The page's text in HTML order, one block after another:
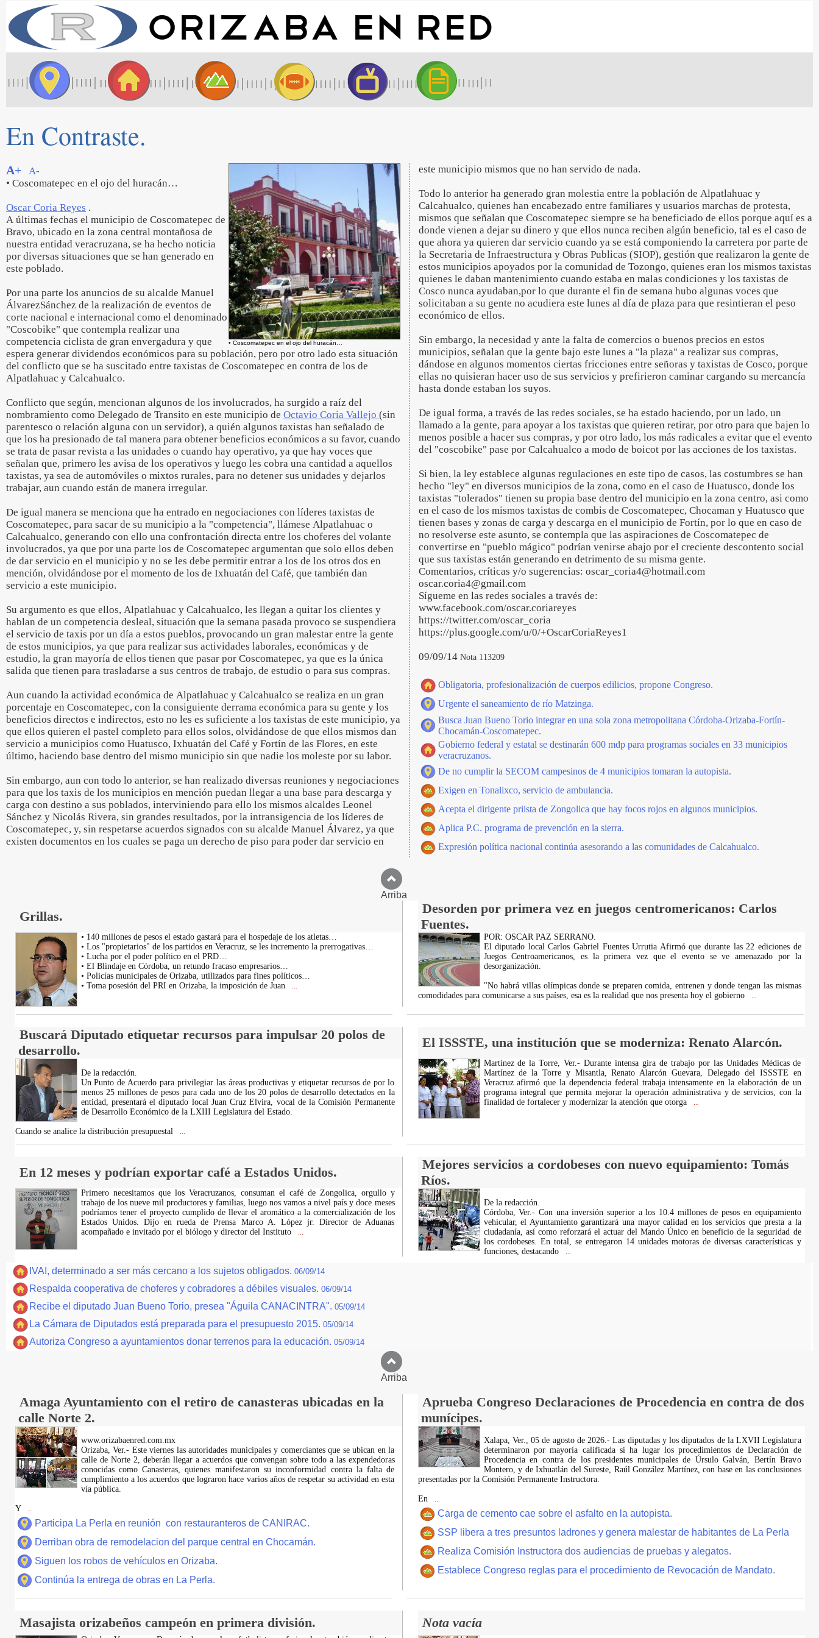
En Contraste.
• Coscomatepec en el ojo del huracán…
A+
A-
• Coscomatepec en el ojo del huracán…
Oscar Coria Reyes .
A últimas fechas el municipio de Coscomatepec de
Bravo, ubicado en la zona central montañosa de
nuestra entidad veracruzana, se ha hecho noticia
por diversas situaciones que se han generado en
este poblado.
Por una parte los anuncios de su alcalde Manuel
ÁlvarezSánchez de la realización de eventos de
corte nacional e internacional como el denominado
"Coscobike" que contempla realizar una
competencia ciclista de gran envergadura y que
espera generar dividendos económicos para su población, pero por otro lado esta situación
del conflicto que se ha suscitado entre taxistas de Coscomatepec en contra de los de
Alpatlahuac y Calcahualco.
Conflicto que según, mencionan algunos de los involucrados, ha surgido a raíz del
nombramiento como Delegado de Transito en este municipio de Octavio Coria Vallejo (sin
parentesco o relación alguna con un servidor), a quién algunos taxistas han señalado de
que los ha presionado de tal manera para obtener beneficios económicos a su favor, cuando
se trata de pasar revista a las unidades o cuando hay operativo, ya que hay voces que
señalan que, primero les avisa de los operativos y luego les cobra una cantidad a aquellos
taxistas, ya sea de automóviles o mixtos rurales, para no detener sus unidades y dejarlos
trabajar, aun cuando están de manera irregular.
De igual manera se menciona que ha entrado en negociaciones con líderes taxistas de
Coscomatepec, para sacar de su municipio a la "competencia", llámese Alpatlahuac o
Calcahualco, generando con ello una confrontación directa entre los choferes del volante
involucrados, ya que por una parte los de Coscomatepec argumentan que solo ellos deben
de dar servicio en el municipio y no se les debe permitir entrar a los de los otros dos en
mención, olvidándose por el momento de los de Ixhuatán del Café, que también dan
servicio a este municipio.
Su argumento es que ellos, Alpatlahuac y Calcahualco, les llegan a quitar los clientes y
hablan de un competencia desleal, situación que la semana pasada provoco se suspendiera
el servicio de taxis por un día a estos pueblos, provocando un gran malestar entre la gente
de estos municipios, ya que para realizar sus actividades laborales, económicas y de
estudio, la gran mayoría de ellos tienen que pasar por Coscomatepec, ya que es la única
salida que tienen para trasladarse a sus centros de trabajo, de estudio o para sus compras.
Aun cuando la actividad económica de Alpatlahuac y Calcahualco se realiza en un gran
porcentaje en Coscomatepec, con la consiguiente derrama económica para su gente y los
beneficios directos e indirectos, esto no les es suficiente a los taxistas de este municipio, ya
que ellos quieren el pastel completo para ellos solos, olvidándose de que ellos mismos dan
servicio a municipios como Huatusco, Ixhuatán del Café y Fortín de las Flores, en este
último, haciendo base dentro del mismo municipio sin que nadie los moleste por su labor.
Sin embargo, aun con todo lo anterior, se han realizado diversas reuniones y negociaciones
para que los taxis de los municipios en mención puedan llegar a una base para descarga y
carga con destino a sus poblados, interviniendo para ello los mismos alcaldes Leonel
Sánchez y Nicolás Rivera, sin grandes resultados, por la intransigencia de los líderes de
Coscomatepec, y, sin respetarse acuerdos signados con su alcalde Manuel Álvarez, ya que
existen documentos en los cuales se paga un derecho de piso para poder dar servicio en
este municipio mismos que no han servido de nada.
Todo lo anterior ha generado gran molestia entre la población de Alpatlahuac y
Calcahualco, quienes han encabezado entre familiares y usuarios marchas de protesta,
mismos que señalan que Coscomatepec siempre se ha beneficiado de ellos porque aquí es a
donde vienen a dejar su dinero y que ellos nunca reciben algún beneficio, tal es el caso de
que ahora ya quieren dar servicio cuando ya se está componiendo la carretera por parte de
la Secretaria de Infraestructura y Obras Publicas (SIOP), gestión que realizaron la gente de
estos municipios apoyados por la comunidad de Tozongo, quienes eran los mismos taxistas
quienes le daban mantenimiento cuando estaba en malas condiciones y los taxistas de
Cosco nunca ayudaban,por lo que durante el fin de semana hubo algunas voces que
solicitaban a su gente no acudiera este lunes al día de plaza para que resintieran el peso
económico de ellos.
Sin embargo, la necesidad y ante la falta de comercios o buenos precios en estos
municipios, señalan que la gente bajo este lunes a "la plaza" a realizar sus compras,
dándose en algunos momentos ciertas fricciones entre señoras y taxistas de Cosco, porque
ellas no quisieran hacer uso de sus servicios y prefirieron caminar cargando su mercancía
hasta donde estaban los suyos.
De igual forma, a través de las redes sociales, se ha estado haciendo, por un lado, un
llamado a la gente, para apoyar a los taxistas que quieren retirar, por otro para que bajen lo
menos posible a hacer sus compras, y por otro lado, los más radicales a evitar que el evento
del "coscobike" pase por Calcahualco a modo de boicot por las acciones de los taxistas.
Si bien, la ley establece algunas regulaciones en este tipo de casos, las costumbres se han
hecho "ley" en diversos municipios de la zona, como en el caso de Huatusco, donde los
taxistas "tolerados" tienen su propia base dentro del municipio en la zona centro, asi como
en el caso de los mismos taxistas de combis de Coscomatepec, Chocaman y Huatusco que
tienen bases y zonas de carga y descarga en el municipio de Fortín, por lo que en caso de
no resolverse este asunto, se contempla que las aspiraciones de Coscomatepec de
convertirse en "pueblo mágico" podrían venirse abajo por el creciente descontento social
que sus taxistas están generando en detrimento de su misma gente.
Comentarios, críticas y/o sugerencias: oscar_coria4@hotmail.com
oscar.coria4@gmail.com
Sígueme en las redes sociales a través de:
www.facebook.com/oscar.coriareyes
https://twitter.com/oscar_coria
https://plus.google.com/u/0/+OscarCoriaReyes1
09/09/14 Nota 113209
Obligatoria, profesionalización de cuerpos edilicios, propone Congreso.
Urgente el saneamiento de río Matzinga.
Busca Juan Bueno Torio integrar en una sola zona metropolitana Córdoba-Orizaba-Fortín-
Chocamán-Coscomatepec.
Gobierno federal y estatal se destinarán 600 mdp para programas sociales en 33 municipios
veracruzanos.
De no cumplir la SECOM campesinos de 4 municipios tomaran la autopista.
Exigen en Tonalixco, servicio de ambulancia.
Acepta el dirigente priista de Zongolica que hay focos rojos en algunos municipios.
Aplica P.C. programa de prevención en la sierra.
Expresión política nacional continúa asesorando a las comunidades de Calcahualco.
Arriba
Grillas.
Desorden por primera vez en juegos centromericanos: Carlos
Fuentes.
• 140 millones de pesos el estado gastará para el hospedaje de los atletas…
• Los "propietarios" de los partidos en Veracruz, se les incremento la prerrogativas…
• Lucha por el poder político en el PRD…
• El Blindaje en Córdoba, un retundo fracaso empresarios…
• Policías municipales de Orizaba, utilizados para fines políticos…
• Toma posesión del PRI en Orizaba, la imposición de Juan
POR: OSCAR PAZ SERRANO.
El diputado local Carlos Gabriel Fuentes Urrutia Afirmó que durante las 22 ediciones de
Juegos Centroamericanos, es la primera vez que el evento se ve amenazado por la
desorganización.
"No habrá villas olímpicas donde se preparen comida, entrenen y donde tengan las mismas
comodidades para comunicarse a sus países, esa es la realidad que nos presenta hoy el gobierno
Buscará Diputado etiquetar recursos para impulsar 20 polos de
desarrollo.
El ISSSTE, una institución que se moderniza: Renato Alarcón.
De la redacción.
Un Punto de Acuerdo para privilegiar las áreas productivas y etiquetar recursos de por lo
menos 25 millones de pesos para cada uno de los 20 polos de desarrollo detectados en la
entidad, presentará el diputado local Juan Cruz Elvira, vocal de la Comisión Permanente
de Desarrollo Económico de la LXIII Legislatura del Estado.
Cuando se analice la distribución presupuestal
Martínez de la Torre, Ver.- Durante intensa gira de trabajo por las Unidades Médicas de
Martínez de la Torre y Misantla, Renato Alarcón Guevara, Delegado del ISSSTE en
Veracruz afirmó que la dependencia federal trabaja intensamente en la elaboración de un
programa integral que permita mejorar la operación administrativa y de servicios, con la
finalidad de fortalecer y modernizar la atención que otorga
En 12 meses y podrían exportar café a Estados Unidos.
Mejores servicios a cordobeses con nuevo equipamiento: Tomás
Ríos.
Primero necesitamos que los Veracruzanos, consuman el café de Zongolica, orgullo y
trabajo de los nueve mil productores y familias, luego nos vamos a nivel país y doce meses
podríamos tener el proyecto cumplido de llevar el aromático a la comercialización de los
Estados Unidos. Dijo en rueda de Prensa Marco A. López jr. Director de Aduanas
acompañado e invitado por el biólogo y director del Instituto
De la redacción.
Córdoba, Ver.- Con una inversión superior a los 10.4 millones de pesos en equipamiento
vehicular, el Ayuntamiento garantizará una mayor calidad en los servicios que presta a la
ciudadanía, así como reforzará el actuar del Mando Único en beneficio de la seguridad de
los cordobeses. En total, se entregaron 14 unidades motoras de diversas características y
funciones, destacando
IVAI, determinado a ser más cercano a los sujetos obligados. 06/09/14
Respalda cooperativa de choferes y cobradores a débiles visuales. 06/09/14
Recibe el diputado Juan Bueno Torio, presea "Águila CANACINTRA". 05/09/14
La Cámara de Diputados está preparada para el presupuesto 2015. 05/09/14
Autoriza Congreso a ayuntamientos donar terrenos para la educación. 05/09/14
Arriba
Amaga Ayuntamiento con el retiro de canasteras ubicadas en la
calle Norte 2.
Aprueba Congreso Declaraciones de Procedencia en contra de dos
munícipes.
www.orizabaenred.com.mx
Orizaba, Ver.- Este viernes las autoridades municipales y comerciantes que se ubican en la
calle de Norte 2, deberán llegar a acuerdos que convengan sobre todo a las expendedoras
conocidas como Canasteras, quienes manifestaron su inconformidad contra la falta de
cumplimiento a los acuerdos que lograron hace varios años de respetar su actividad en esta
vía pública.
Y
Participa La Perla en reunión con restauranteros de CANIRAC.
Derriban obra de remodelacion del parque central en Chocamán.
Siguen los robos de vehículos en Orizaba.
Continúa la entrega de obras en La Perla.
Xalapa, Ver., 05 de agosto de 2026.- Las diputadas y los diputados de la LXVII Legislatura
determinaron por mayoría calificada si ha lugar los procedimientos de Declaración de
Procedencia en contra de los presidentes municipales de Úrsulo Galván, Bertín Bravo
Montero, y de Ixhuatlán del Sureste, Raúl González Martínez, con base en las conclusiones
presentadas por la Comisión Permanente Instructora.
En
Carga de cemento cae sobre el asfalto en la autopista.
SSP libera a tres presuntos ladrones y genera malestar de habitantes de La Perla
Realiza Comisión Instructora dos audiencias de pruebas y alegatos.
Establece Congreso reglas para el procedimiento de Revocación de Mandato.
Masajista orizabeños campeón en primera división. Nota vacía